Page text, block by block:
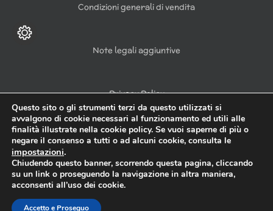
Condizioni generali di vendita
Note legali aggiuntive
Privacy Policy
Copyright 2021 | © diramix s.r.l. | Bastioni di Porta Volta, 7 | 20121
Milano | servizioclienti@diramix.com | p.iva 08443730968
Questo sito o gli strumenti terzi da questo utilizzati si
avvalgono di cookie necessari al funzionamento ed utili alle
finalità illustrate nella cookie policy. Se vuoi saperne di più o
negare il consenso a tutti o ad alcuni cookie, consulta le
impostazioni.
Chiudendo questo banner, scorrendo questa pagina, cliccando
su un link o proseguendo la navigazione in altra maniera,
acconsenti all’uso dei cookie.
Accetto e Proseguo